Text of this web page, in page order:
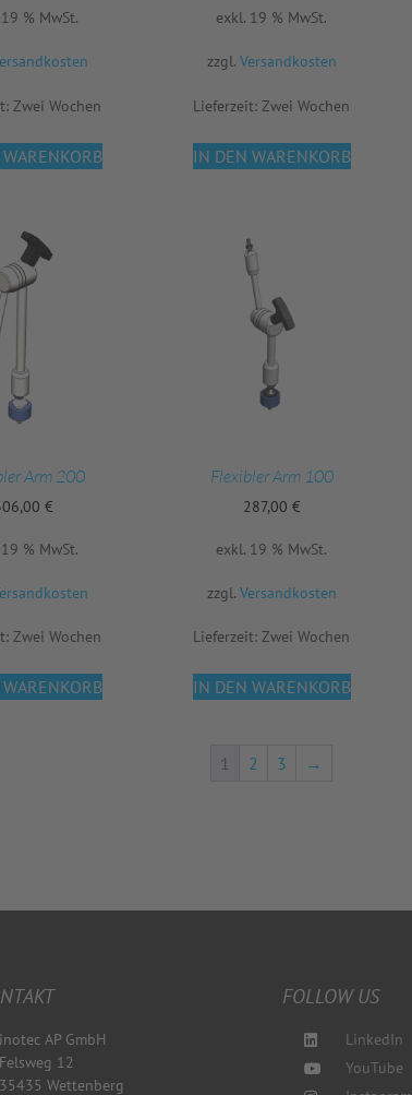
% MwSt.
Zwei Wochen
exkl. 19 % MwSt.
zzgl. Versandkosten
Lieferzeit: Zwei Wochen
IN DEN WARENKORB
Arm 200
€
% MwSt.
Zwei Wochen
Flexibler Arm 100
287,00 €
exkl. 19 % MwSt.
zzgl. Versandkosten
Lieferzeit: Zwei Wochen
IN DEN WARENKORB
1 2 3 →
inotec AP GmbH
Felsweg 12
35435 Wettenberg
FOLLOW US
LinkedIn
YouTube